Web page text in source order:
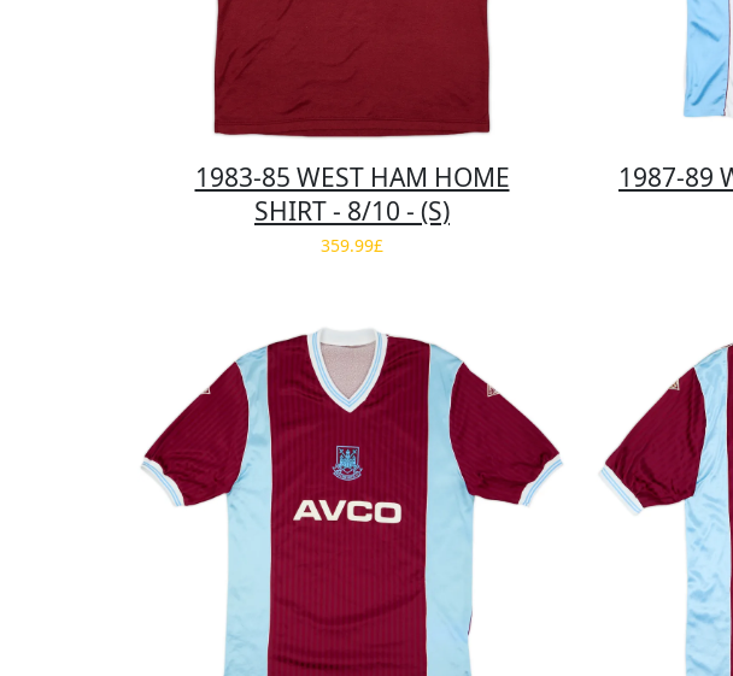
1983-85 WEST HAM HOME
SHIRT - 8/10 - (S)
359.99£
1987-89